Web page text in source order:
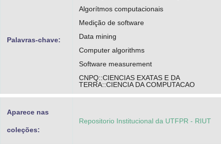
Palavras-chave:
Algorítmos computacionais
Medição de software
Data mining
Computer algorithms
Software measurement
CNPQ::CIENCIAS EXATAS E DA
TERRA::CIENCIA DA COMPUTACAO
Aparece nas
coleções:
Repositorio Institucional da UTFPR - RIUT